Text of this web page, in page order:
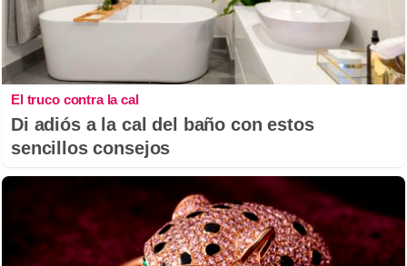
El truco contra la cal
Di adiós a la cal del baño con estos
sencillos consejos